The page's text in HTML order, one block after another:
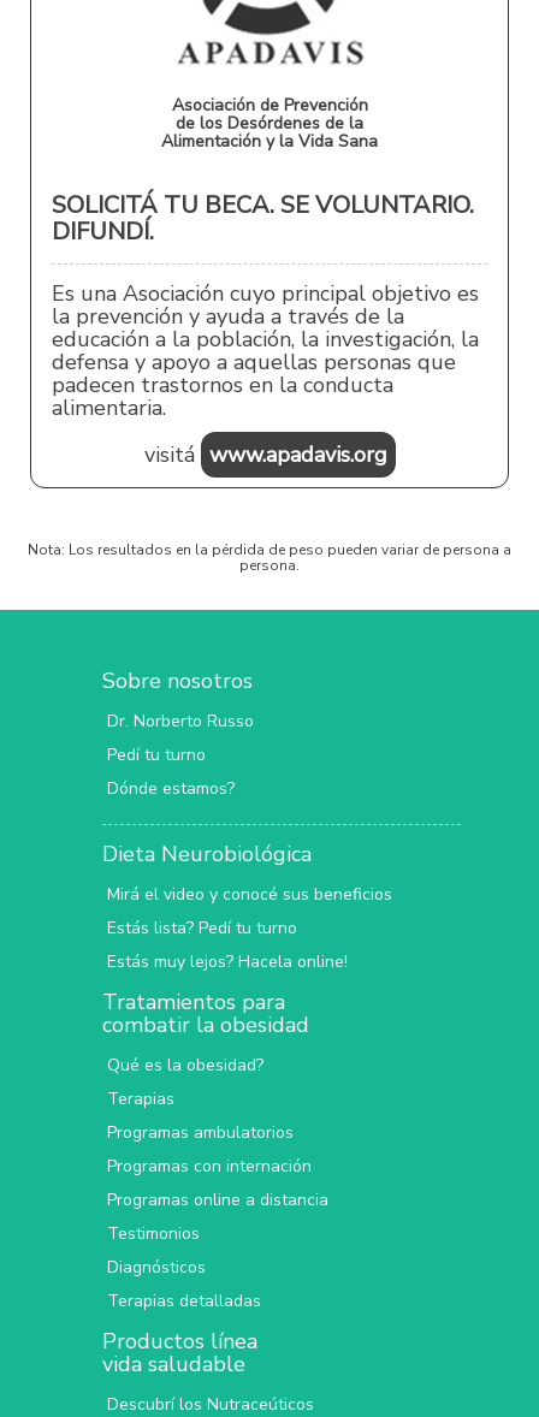
Asociación de Prevención
de los Desórdenes de la
Alimentación y la Vida Sana
SOLICITÁ TU BECA. SE VOLUNTARIO.
DIFUNDÍ.
Es una Asociación cuyo principal objetivo es
la prevención y ayuda a través de la
educación a la población, la investigación, la
defensa y apoyo a aquellas personas que
padecen trastornos en la conducta
alimentaria.
visitá www.apadavis.org
Nota: Los resultados en la pérdida de peso pueden variar de persona a
persona.
Sobre nosotros
Dr. Norberto Russo
Pedí tu turno
Dónde estamos?
Dieta Neurobiológica
Mirá el video y conocé sus beneficios
Estás lista? Pedí tu turno
Estás muy lejos? Hacela online!
Tratamientos para
combatir la obesidad
Qué es la obesidad?
Terapias
Programas ambulatorios
Programas con internación
Programas online a distancia
Testimonios
Diagnósticos
Terapias detalladas
Productos línea
vida saludable
Descubrí los Nutraceúticos